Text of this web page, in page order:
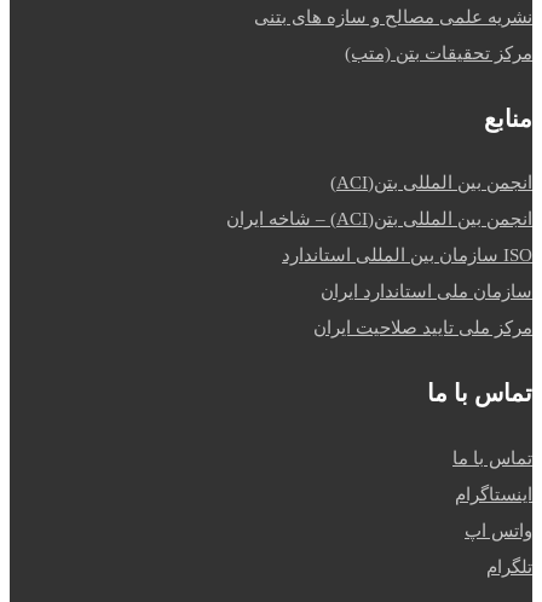
نشریه علمی مصالح و سازه های بتنی
مرکز تحقیقات بتن (متب)
منابع
انجمن بین المللی بتن(ACI)
انجمن بین المللی بتن(ACI) – شاخه ایران
ISO سازمان بین المللی استاندارد
سازمان ملی استاندارد ایران
مرکز ملی تایید صلاحیت ایران
تماس با ما
تماس با ما
اینستاگرام
واتس اپ
تلگرام